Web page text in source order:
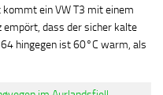
ein VW T3 mit einem
empört, dass der sicher kalte
hingegen ist 60°C warm, als